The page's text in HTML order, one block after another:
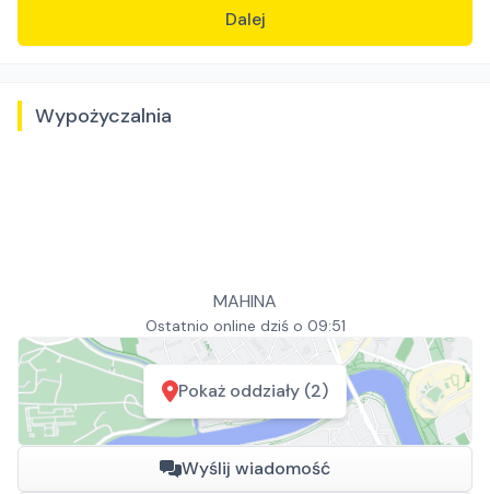
Dalej
Wypożyczalnia
MAHINA
Ostatnio online dziś o 09:51
Pokaż oddziały (2)
Wyślij wiadomość